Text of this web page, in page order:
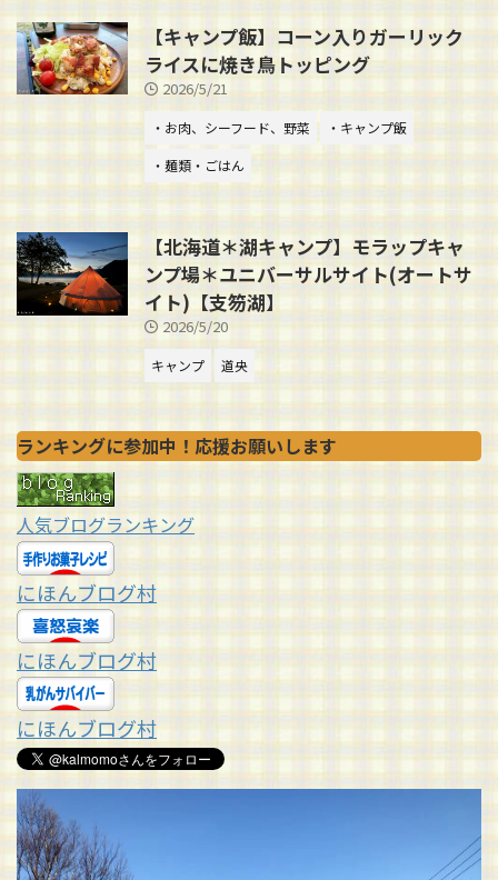
【キャンプ飯】コーン入りガーリック
ライスに焼き鳥トッピング
2026/5/21
・お肉、シーフード、野菜
・キャンプ飯
・麺類・ごはん
【北海道＊湖キャンプ】モラップキャ
ンプ場＊ユニバーサルサイト(オートサ
イト)【支笏湖】
2026/5/20
キャンプ 道央
ランキングに参加中！応援お願いします
人気ブログランキング
にほんブログ村
にほんブログ村
にほんブログ村